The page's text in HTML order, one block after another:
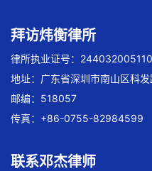
拜访炜衡律所
律所执业证号：
地址：广东省深圳市南山区科
邮编：518057
传真：+86-0755-82984599
联系邓杰律师